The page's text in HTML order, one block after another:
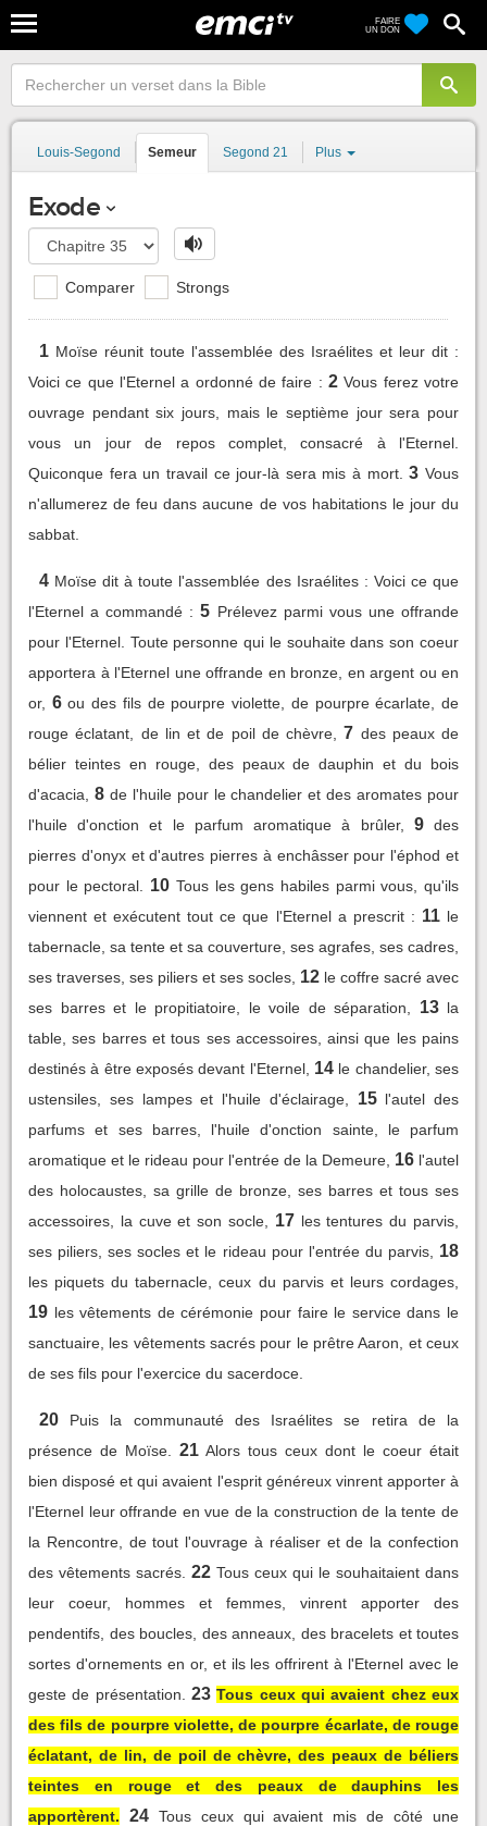
FAIRE
UN DON
Louis-Segond Semeur Segond 21 Plus
Exode
Comparer Strongs
1 Moïse réunit toute l'assemblée des Israélites et leur dit :
Voici ce que l'Eternel a ordonné de faire : 2 Vous ferez votre
ouvrage pendant six jours, mais le septième jour sera pour
vous un jour de repos complet, consacré à l'Eternel.
Quiconque fera un travail ce jour-là sera mis à mort. 3 Vous
n'allumerez de feu dans aucune de vos habitations le jour du
sabbat.
4 Moïse dit à toute l'assemblée des Israélites : Voici ce que
l'Eternel a commandé : 5 Prélevez parmi vous une offrande
pour l'Eternel. Toute personne qui le souhaite dans son coeur
apportera à l'Eternel une offrande en bronze, en argent ou en
or, 6 ou des fils de pourpre violette, de pourpre écarlate, de
rouge éclatant, de lin et de poil de chèvre,
7 des peaux de
bélier teintes en rouge, des peaux de dauphin et du bois
d'acacia,
8 de l'huile pour le chandelier et des aromates pour
l'huile d'onction et le parfum aromatique à brûler,
9 des
pierres d'onyx et d'autres pierres à enchâsser pour l'éphod et
pour le pectoral.
10 Tous les gens habiles parmi vous, qu'ils
viennent et exécutent tout ce que l'Eternel a prescrit : 11 le
tabernacle, sa tente et sa couverture, ses agrafes, ses cadres,
ses traverses, ses piliers et ses socles, 12 le coffre sacré avec
ses barres et le propitiatoire, le voile de séparation,
13 la
table, ses barres et tous ses accessoires, ainsi que les pains
destinés à être exposés devant l'Eternel, 14 le chandelier, ses
ustensiles, ses lampes et l'huile d'éclairage,
15 l'autel des
parfums et ses barres, l'huile d'onction sainte, le parfum
aromatique et le rideau pour l'entrée de la Demeure, 16 l'autel
des holocaustes, sa grille de bronze, ses barres et tous ses
accessoires, la cuve et son socle,
17 les tentures du parvis,
ses piliers, ses socles et le rideau pour l'entrée du parvis,
18
les piquets du tabernacle, ceux du parvis et leurs cordages,
19 les vêtements de cérémonie pour faire le service dans le
sanctuaire, les vêtements sacrés pour le prêtre Aaron, et ceux
de ses fils pour l'exercice du sacerdoce.
20
Puis la communauté des Israélites se retira de la
présence de Moïse.
21 Alors tous ceux dont le coeur était
bien disposé et qui avaient l'esprit généreux vinrent apporter à
l'Eternel leur offrande en vue de la construction de la tente de
la Rencontre, de tout l'ouvrage à réaliser et de la confection
des vêtements sacrés. 22 Tous ceux qui le souhaitaient dans
leur coeur, hommes et femmes, vinrent apporter des
pendentifs, des boucles, des anneaux, des bracelets et toutes
sortes d'ornements en or, et ils les offrirent à l'Eternel avec le
geste de présentation.
23 Tous ceux qui avaient chez eux
des fils de pourpre violette, de pourpre écarlate, de rouge
éclatant, de lin, de poil de chèvre, des peaux de béliers
teintes en rouge et des peaux de dauphins les
apportèrent.
24 Tous ceux qui avaient mis de côté une